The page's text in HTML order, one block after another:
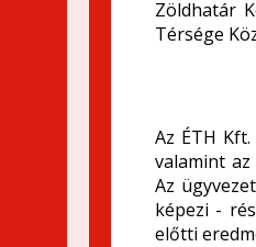
Zöldhatár
Térsége
Az ÉTH
valamint
Az
képezi -
előtti